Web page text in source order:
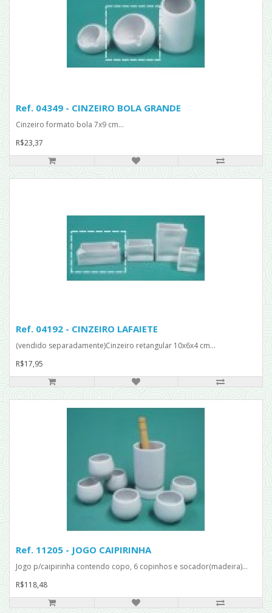
Ref. 04349 - CINZEIRO BOLA GRANDE
Cinzeiro formato bola 7x9 cm...
R$23,37
Ref. 04192 - CINZEIRO LAFAIETE
(vendido separadamente)Cinzeiro retangular 10x6x4 cm...
R$17,95
Ref. 11205 - JOGO CAIPIRINHA
Jogo p/caipirinha contendo copo, 6 copinhos e socador(madeira)...
R$118,48